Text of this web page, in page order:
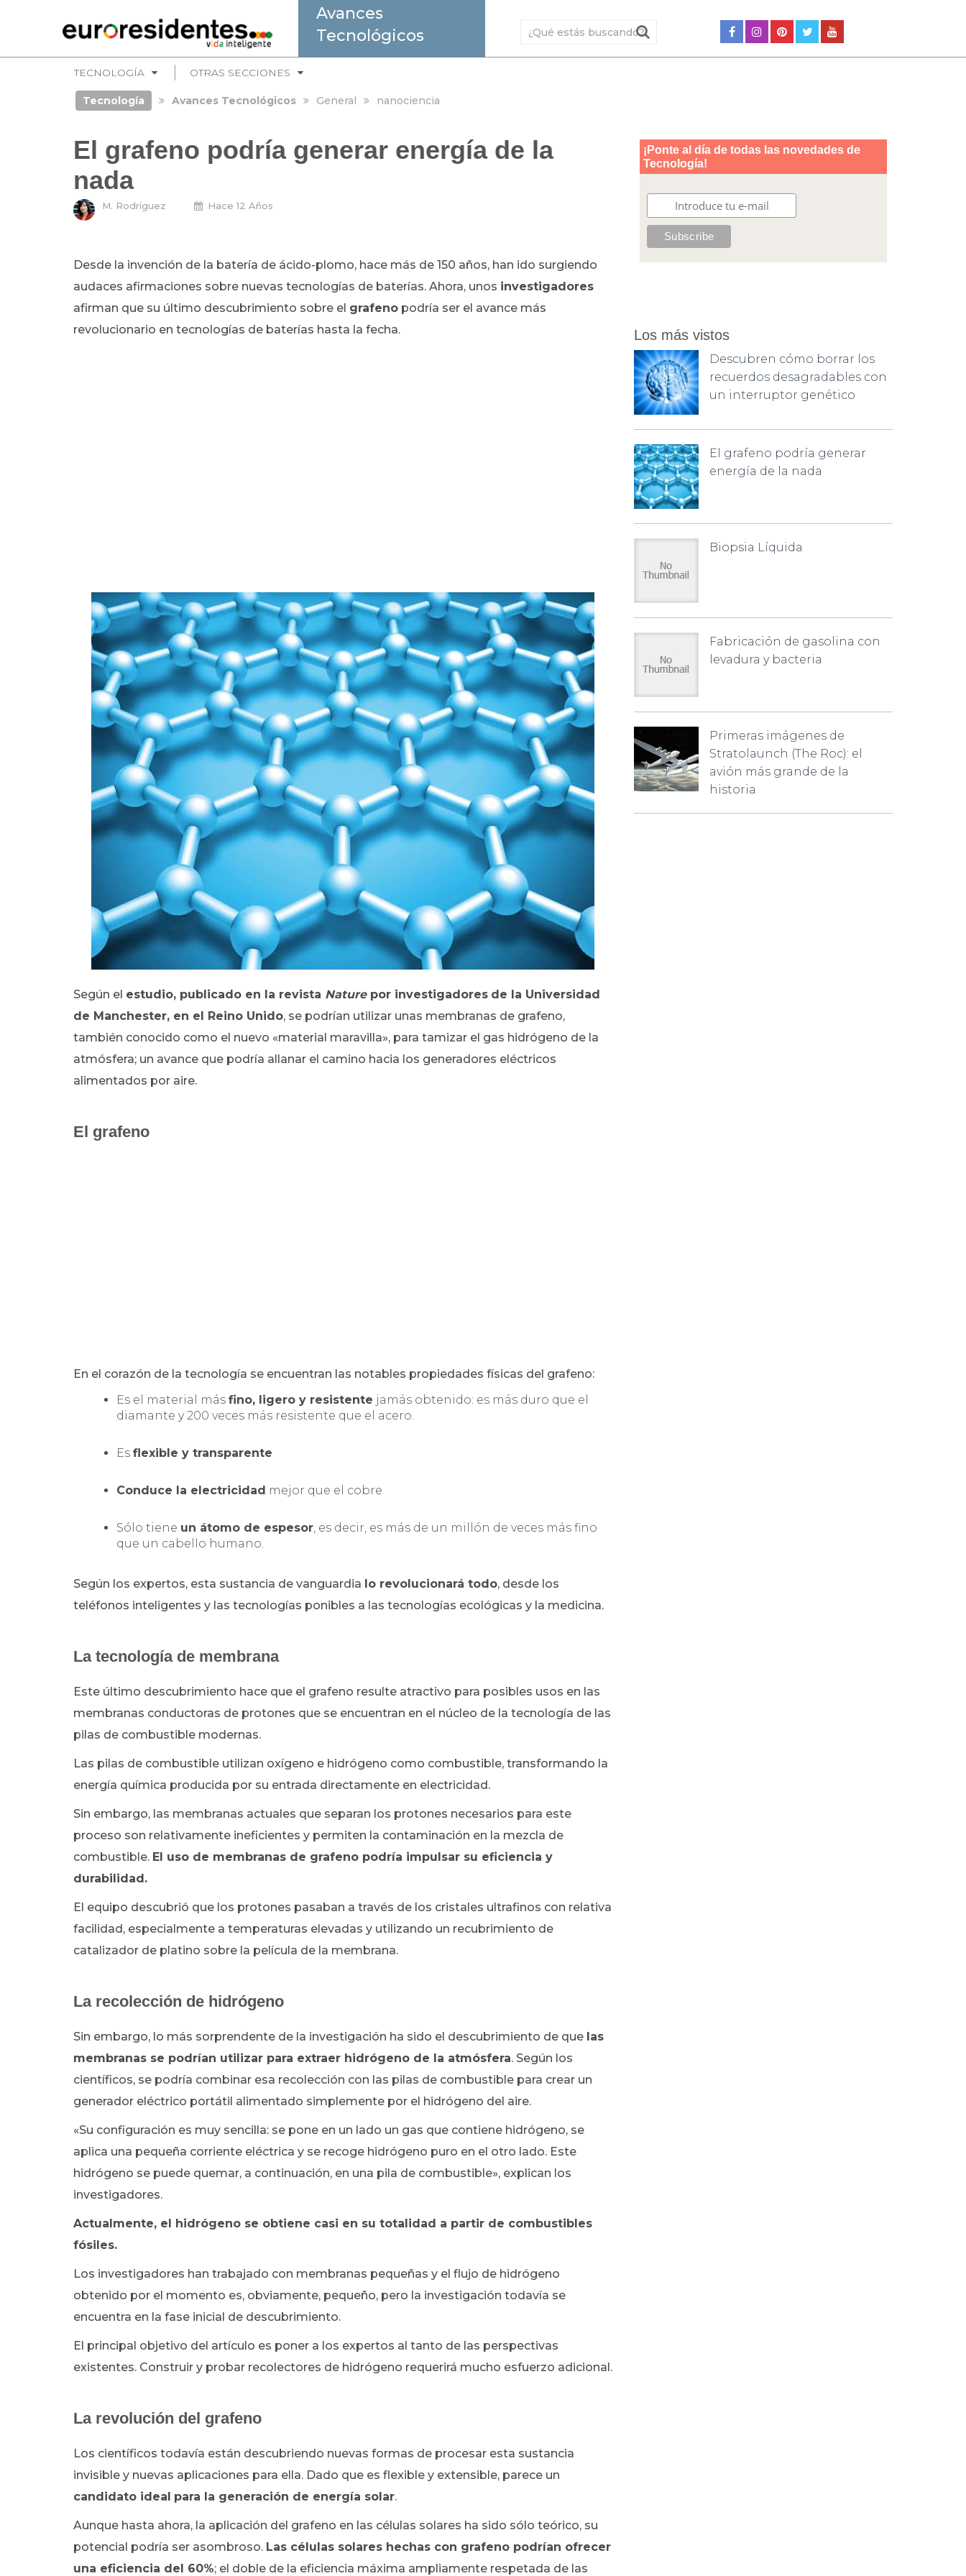
Avances
Tecnológicos
TECNOLOGÍA OTRAS SECCIONES
Tecnología Avances Tecnológicos General nanociencia
El grafeno podría generar energía de la
nada
M. Rodríguez Hace 12 Años
Desde la invención de la batería de ácido-plomo, hace más de 150 años, han ido surgiendo
audaces afirmaciones sobre nuevas tecnologías de baterías. Ahora, unos investigadores
afirman que su último descubrimiento sobre el grafeno podría ser el avance más
revolucionario en tecnologías de baterías hasta la fecha.
Según el estudio, publicado en la revista Naturepor investigadores de la Universidad
de Manchester, en el Reino Unido, se podrían utilizar unas membranas de grafeno,
también conocido como el nuevo «material maravilla», para tamizar el gas hidrógeno de la
atmósfera; un avance que podría allanar el camino hacia los generadores eléctricos
alimentados por aire.
El grafeno
En el corazón de la tecnología se encuentran las notables propiedades físicas del grafeno:
Es el material más fino, ligero y resistente jamás obtenido: es más duro que el
diamante y 200 veces más resistente que el acero.
Es flexible y transparente
Conduce la electricidad mejor que el cobre
Sólo tiene un átomo de espesor, es decir, es más de un millón de veces más fino
que un cabello humano.
Según los expertos, esta sustancia de vanguardia lo revolucionará todo, desde los
teléfonos inteligentes y las tecnologías ponibles a las tecnologías ecológicas y la medicina.
La tecnología de membrana
Este último descubrimiento hace que el grafeno resulte atractivo para posibles usos en las
membranas conductoras de protones que se encuentran en el núcleo de la tecnología de las
pilas de combustible modernas.
Las pilas de combustible utilizan oxígeno e hidrógeno como combustible, transformando la
energía química producida por su entrada directamente en electricidad.
Sin embargo, las membranas actuales que separan los protones necesarios para este
proceso son relativamente ineficientes y permiten la contaminación en la mezcla de
combustible. El uso de membranas de grafeno podría impulsar su eficiencia y
durabilidad.
El equipo descubrió que los protones pasaban a través de los cristales ultrafinos con relativa
facilidad, especialmente a temperaturas elevadas y utilizando un recubrimiento de
catalizador de platino sobre la película de la membrana.
La recolección de hidrógeno
Sin embargo, lo más sorprendente de la investigación ha sido el descubrimiento de que las
membranas se podrían utilizar para extraer hidrógeno de la atmósfera. Según los
científicos, se podría combinar esa recolección con las pilas de combustible para crear un
generador eléctrico portátil alimentado simplemente por el hidrógeno del aire.
«Su configuración es muy sencilla: se pone en un lado un gas que contiene hidrógeno, se
aplica una pequeña corriente eléctrica y se recoge hidrógeno puro en el otro lado. Este
hidrógeno se puede quemar, a continuación, en una pila de combustible», explican los
investigadores.
Actualmente, el hidrógeno se obtiene casi en su totalidad a partir de combustibles
fósiles.
Los investigadores han trabajado con membranas pequeñas y el flujo de hidrógeno
obtenido por el momento es, obviamente, pequeño, pero la investigación todavía se
encuentra en la fase inicial de descubrimiento.
El principal objetivo del artículo es poner a los expertos al tanto de las perspectivas
existentes. Construir y probar recolectores de hidrógeno requerirá mucho esfuerzo adicional.
La revolución del grafeno
Los científicos todavía están descubriendo nuevas formas de procesar esta sustancia
invisible y nuevas aplicaciones para ella. Dado que es flexible y extensible, parece un
candidato ideal para la generación de energía solar.
Aunque hasta ahora, la aplicación del grafeno en las células solares ha sido sólo teórico, su
potencial podría ser asombroso. Las células solares hechas con grafeno podrían ofrecer
una eficiencia del 60%; el doble de la eficiencia máxima ampliamente respetada de las
Los más vistos
Descubren cómo borrar los
recuerdos desagradables con
un interruptor genético
El grafeno podría generar
energía de la nada
Biopsia Líquida
Fabricación de gasolina con
levadura y bacteria
Primeras imágenes de
Stratolaunch (The Roc): el
avión más grande de la
historia